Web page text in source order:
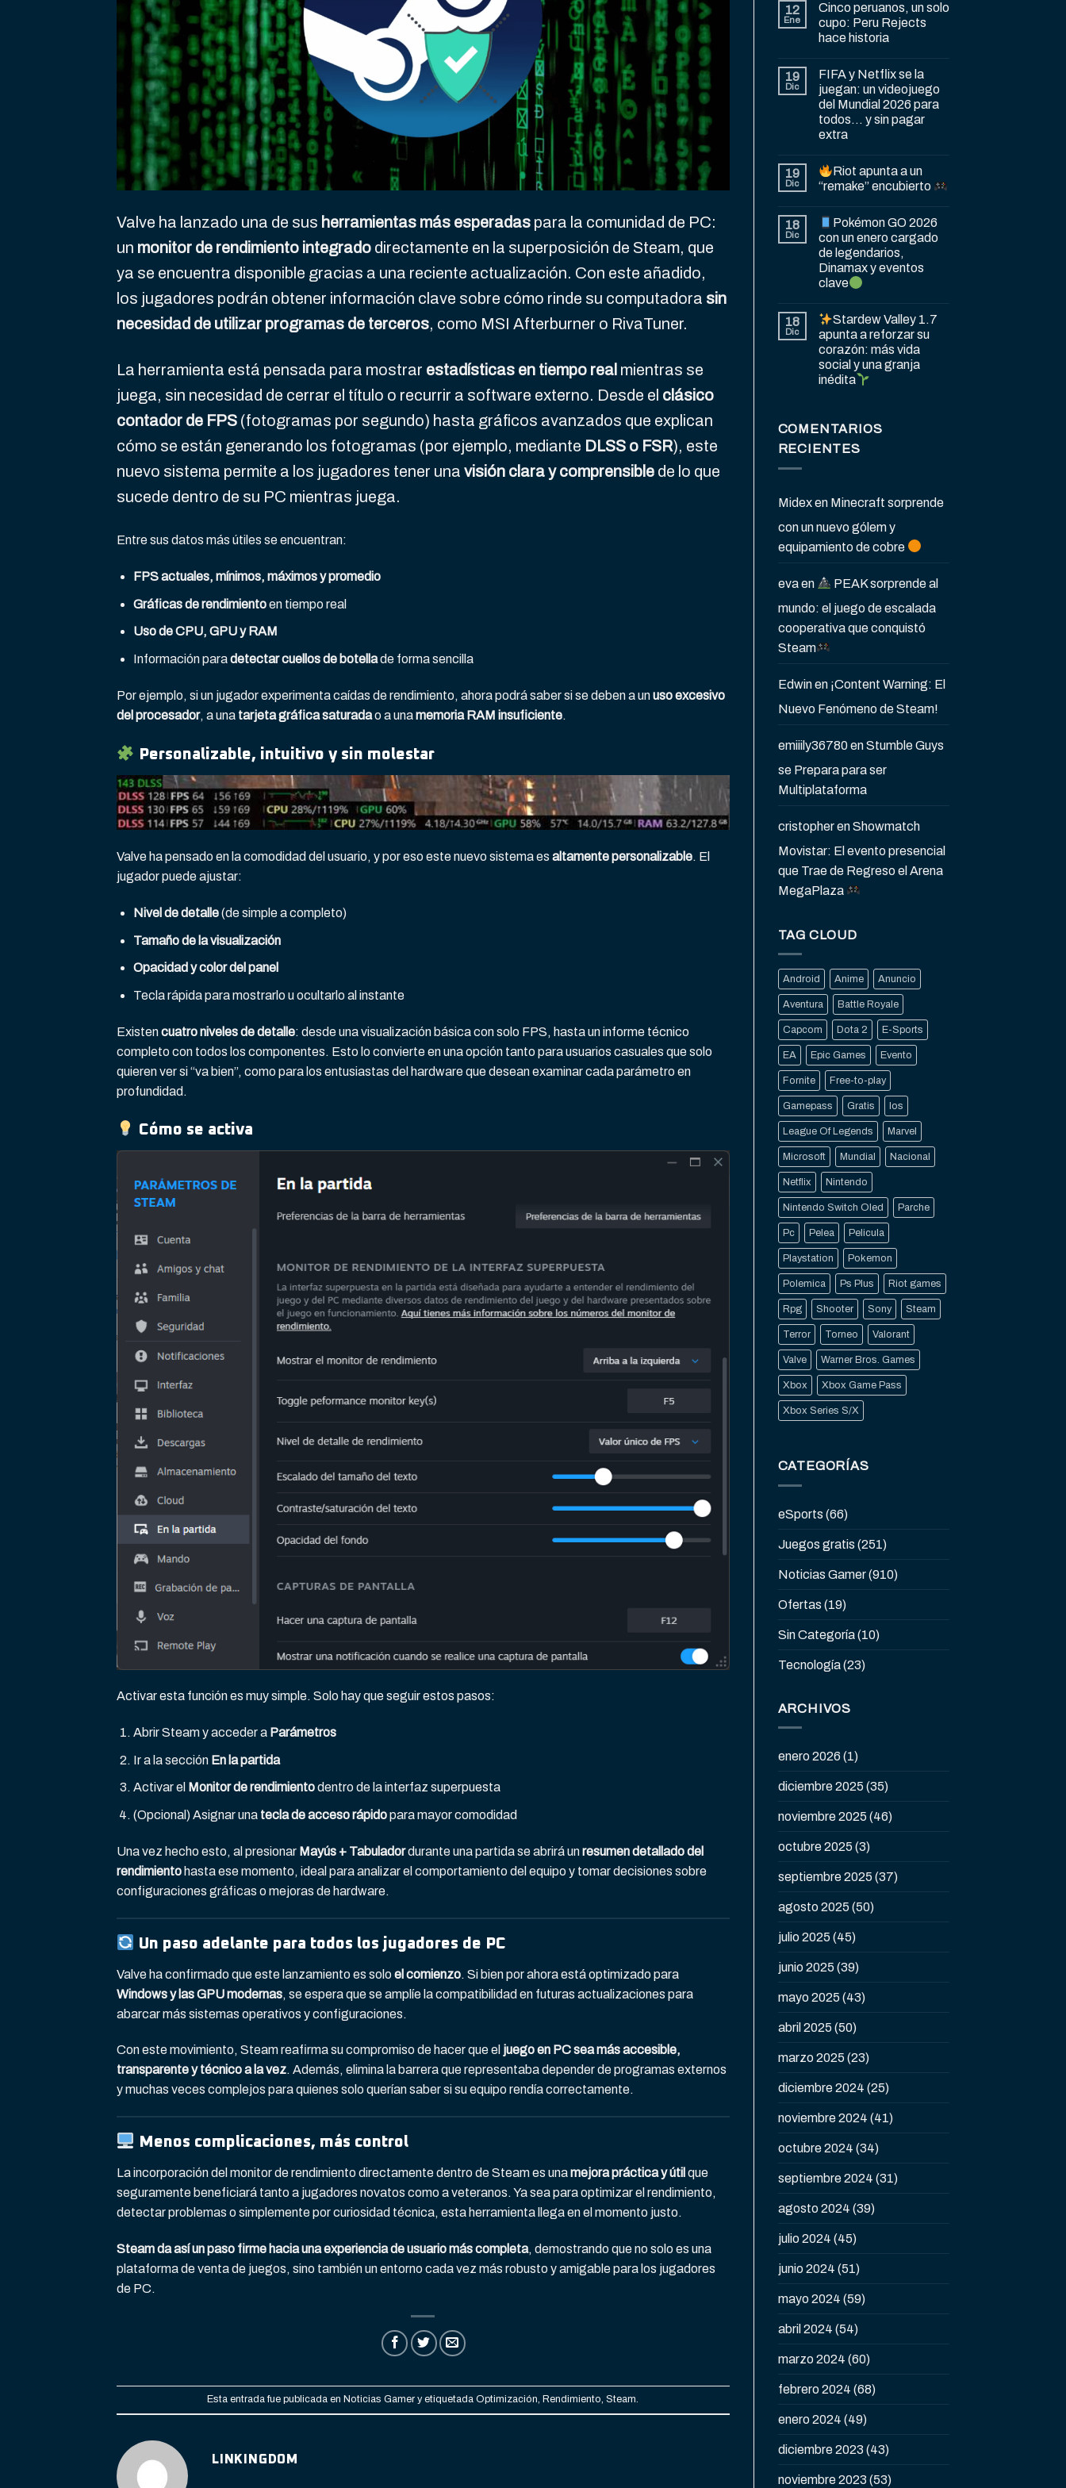
Valve ha lanzado una de sus herramientas más esperadas para la comunidad de PC:
un monitor de rendimiento integrado directamente en la superposición de Steam, que
ya se encuentra disponible gracias a una reciente actualización. Con este añadido,
los jugadores podrán obtener información clave sobre cómo rinde su computadora sin
necesidad de utilizar programas de terceros, como MSI Afterburner o RivaTuner.
La herramienta está pensada para mostrar estadísticas en tiempo real mientras se
juega, sin necesidad de cerrar el título o recurrir a software externo. Desde el clásico
contador de FPS (fotogramas por segundo) hasta gráficos avanzados que explican
cómo se están generando los fotogramas (por ejemplo, mediante DLSS o FSR), este
nuevo sistema permite a los jugadores tener una visión clara y comprensible de lo que
sucede dentro de su PC mientras juega.
Entre sus datos más útiles se encuentran:
FPS actuales, mínimos, máximos y promedio
Gráficas de rendimientoen tiempo real
Uso de CPU, GPU y RAM
Información paradetectar cuellos de botellade forma sencilla
Por ejemplo, si un jugador experimenta caídas de rendimiento, ahora podrá saber si se deben a unuso excesivo
del procesador, a una tarjeta gráfica saturadao a unamemoria RAM insuficiente.
Personalizable, intuitivo y sin molestar
Valve ha pensado en la comodidad del usuario, y por eso este nuevo sistema es altamente personalizable. El
jugador puede ajustar:
Nivel de detalle(de simple a completo)
Tamaño de la visualización
Opacidad y color del panel
Tecla rápida para mostrarlo u ocultarlo al instante
Existencuatro niveles de detalle: desde una visualización básica con solo FPS, hasta un informe técnico
completo con todos los componentes. Esto lo convierte en una opción tanto para usuarios casuales que solo
quieren ver si “va bien”, como para los entusiastas del hardware que desean examinar cada parámetro en
profundidad.
Cómo se activa
Activar esta función es muy simple. Solo hay que seguir estos pasos:
Abrir Steam y acceder a Parámetros
Ir a la sección En la partida
Activar el Monitor de rendimientodentro de la interfaz superpuesta
(Opcional) Asignar una tecla de acceso rápidopara mayor comodidad
Una vez hecho esto, al presionar Mayús + Tabuladordurante una partida se abrirá unresumen detallado del
rendimiento hasta ese momento, ideal para analizar el comportamiento del equipo y tomar decisiones sobre
configuraciones gráficas o mejoras de hardware.
Un paso adelante para todos los jugadores de PC
Valve ha confirmado que este lanzamiento es soloel comienzo. Si bien por ahora está optimizado para
Windows y las GPU modernas, se espera que se amplíe la compatibilidad en futuras actualizaciones para
abarcar más sistemas operativos y configuraciones.
Con este movimiento, Steam reafirma su compromiso de hacer que el juego en PC sea más accesible,
transparente y técnico a la vez. Además, elimina la barrera que representaba depender de programas externos
y muchas veces complejos para quienes solo querían saber si su equipo rendía correctamente.
Menos complicaciones, más control
La incorporación del monitor de rendimiento directamente dentro de Steam es unamejora práctica y útil que
seguramente beneficiará tanto a jugadores novatos como a veteranos. Ya sea para optimizar el rendimiento,
detectar problemas o simplemente por curiosidad técnica, esta herramienta llega en el momento justo.
Steam da así un paso firme hacia una experiencia de usuario más completa, demostrando que no solo es una
plataforma de venta de juegos, sino también un entorno cada vez más robusto y amigable para los jugadores
de PC.
Esta entrada fue publicada en Noticias Gamer y etiquetadaOptimización, Rendimiento,Steam.
LINKINGDOM
12
Ene
Cinco peruanos, un solo
cupo: Peru Rejects
hace historia
19
Dic
FIFA y Netflix se la
juegan: un videojuego
del Mundial 2026 para
todos… y sin pagar
extra
19
Dic
Riot apunta a un
“remake” encubierto
18
Dic
Pokémon GO 2026
con un enero cargado
de legendarios,
Dinamax y eventos
clave
18
Dic
Stardew Valley 1.7
apunta a reforzar su
corazón: más vida
social y una granja
inédita
COMENTARIOS
RECIENTES
Midexen Minecraft sorprende
con un nuevo gólem y
equipamiento de cobre
evaen
PEAK sorprende al
mundo: el juego de escalada
cooperativa que conquistó
Steam
Edwinen ¡Content Warning: El
Nuevo Fenómeno de Steam!
emiiily36780enStumble Guys
se Prepara para ser
Multiplataforma
cristopherenShowmatch
Movistar: El evento presencial
que Trae de Regreso el Arena
MegaPlaza
TAG CLOUD
Android Anime Anuncio
Aventura Battle Royale
Capcom Dota 2 E-Sports
EA Epic Games Evento
Fornite Free-to-play
Gamepass Gratis Ios
League Of Legends Marvel
Microsoft Mundial Nacional
Netflix Nintendo
Nintendo Switch Oled Parche
Pc Pelea Pelicula
Playstation Pokemon
Polemica Ps Plus Riot games
Rpg Shooter Sony Steam
Terror Torneo Valorant
Valve Warner Bros. Games
Xbox Xbox Game Pass
Xbox Series S/X
CATEGORÍAS
eSports (66)
Juegos gratis (251)
Noticias Gamer(910)
Ofertas (19)
Sin Categoría(10)
Tecnología(23)
ARCHIVOS
enero 2026 (1)
diciembre 2025 (35)
noviembre 2025 (46)
octubre 2025 (3)
septiembre 2025 (37)
agosto 2025 (50)
julio 2025 (45)
junio 2025 (39)
mayo 2025 (43)
abril 2025 (50)
marzo 2025 (23)
diciembre 2024 (25)
noviembre 2024 (41)
octubre 2024 (34)
septiembre 2024 (31)
agosto 2024 (39)
julio 2024 (45)
junio 2024 (51)
mayo 2024 (59)
abril 2024 (54)
marzo 2024 (60)
febrero 2024 (68)
enero 2024 (49)
diciembre 2023 (43)
noviembre 2023 (53)